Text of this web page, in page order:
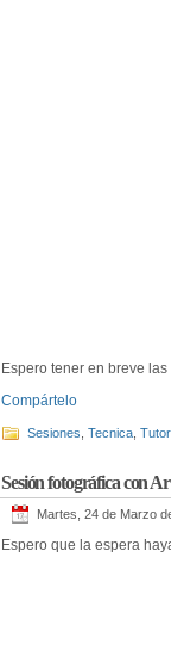
Espero tener en breve
Compártelo
Sesiones Tecnica
Sesión fotográfica con
Martes, 24 de Marzo
Espero que la espera